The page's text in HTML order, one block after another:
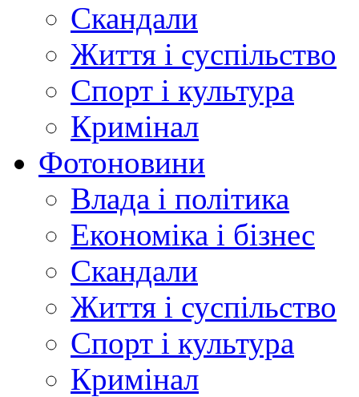
Скандали
Життя і суспільство
Спорт і культура
Кримінал
Фотоновини
Влада і політика
Економіка і бізнес
Скандали
Життя і суспільство
Спорт і культура
Кримінал